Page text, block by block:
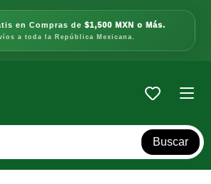
en Compras de $1,500 MXN o Más.
a toda la República Mexicana.
Buscar